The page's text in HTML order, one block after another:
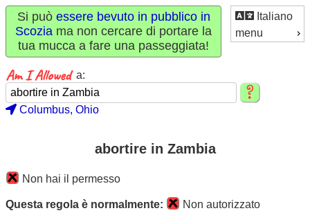
Italiano
menu
Si può essere bevuto in pubblico in
Scozia ma non cercare di portare la
tua mucca a fare una passeggiata!
a:
Columbus, Ohio
abortire in Zambia
Non hai il permesso
Questa regola è normalmente: Non autorizzato